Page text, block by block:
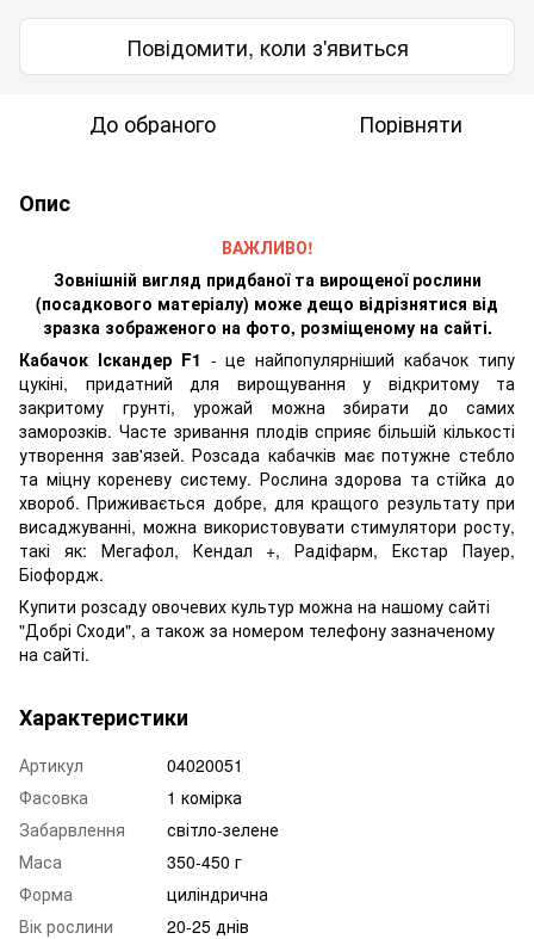
Повідомити, коли з'явиться
До обраного Порівняти
Опис
ВАЖЛИВО!
Зовнішній вигляд придбаної та вирощеної рослини
(посадкового матеріалу) може дещо відрізнятися від
зразка зображеного на фото, розміщеному на сайті.
Кабачок Іскандер F1 - це найпопулярніший кабачок типу
цукіні, придатний для вирощування у відкритому та
закритому грунті, урожай можна збирати до самих
заморозків. Часте зривання плодів сприяє більшій кількості
утворення зав'язей. Розсада кабачків має потужне стебло
та міцну кореневу систему. Рослина здорова та стійка до
хвороб. Приживається добре, для кращого результату при
висаджуванні, можна використовувати стимулятори росту,
такі як: Мегафол, Кендал +, Радіфарм, Екстар Пауер,
Біофордж.
Купити розсаду овочевих культур можна на нашому сайті
"Добрі Сходи", а також за номером телефону зазначеному
на сайті.
Характеристики
Артикул
04020051
Фасовка
1 комірка
Забарвлення
світло-зелене
Маса
350-450 г
Форма
циліндрична
Вік рослини
20-25 днів